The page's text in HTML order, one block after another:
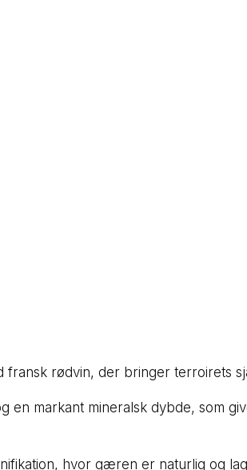
rødvin, der bringer terroirets
markant mineralsk dybde, som
hvor gæren er naturlig og